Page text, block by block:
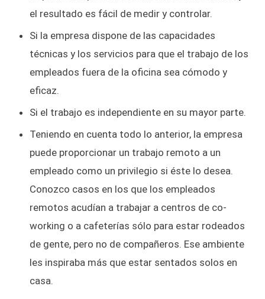
el resultado es fácil de medir y controlar.
Si la empresa dispone de las capacidades
técnicas y los servicios para que el trabajo de los
empleados fuera de la oficina sea cómodo y
eficaz.
Si el trabajo es independiente en su mayor parte.
Teniendo en cuenta todo lo anterior, la empresa
puede proporcionar un trabajo remoto a un
empleado como un privilegio si éste lo desea.
Conozco casos en los que los empleados
remotos acudían a trabajar a centros de co-
working o a cafeterías sólo para estar rodeados
de gente, pero no de compañeros. Ese ambiente
les inspiraba más que estar sentados solos en
casa.